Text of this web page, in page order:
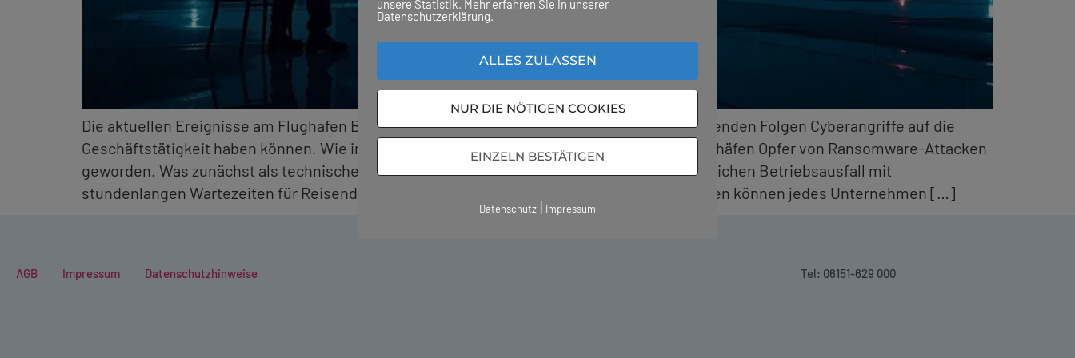
Die aktuellen Ereignisse am Flughafen Berlin verdeutlichen eindrucksvoll, welche weitreichenden Folgen Cyberangriffe auf die
Geschäftstätigkeit haben können. Wie in den Medien berichtet, sind mehrere deutsche Flughäfen Opfer von Ransomware-Attacken
geworden. Was zunächst als technische Störung erschien, entwickelte sich zu einem erheblichen Betriebsausfall mit
stundenlangen Wartezeiten für Reisende. Diese Vorfälle zeigen deutlich: Cyber-Bedrohungen können jedes Unternehmen […]
AGB Impressum Datenschutzhinweise Tel: 06151-629 000
unsere Statistik. Mehr erfahren Sie in unserer
Datenschutzerklärung.
ALLES ZULASSEN
NUR DIE NÖTIGEN COOKIES
EINZELN BESTÄTIGEN
Datenschutz | Impressum